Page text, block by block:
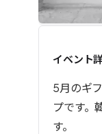
イベント
5月のギ
プです。
す。